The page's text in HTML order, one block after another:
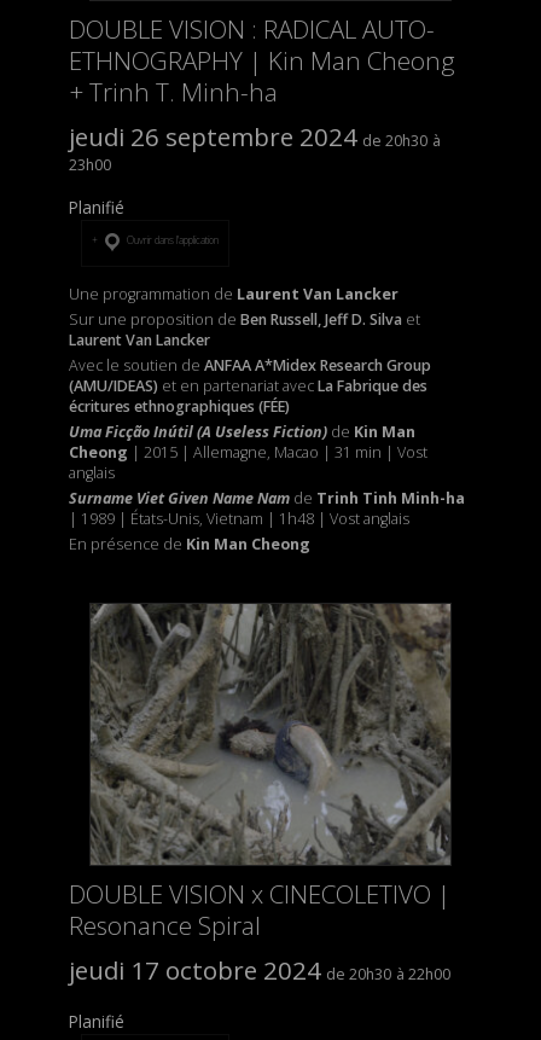
DOUBLE VISION : RADICAL AUTO-
ETHNOGRAPHY | Kin Man Cheong
+ Trinh T. Minh-ha
jeudi 26 septembre 2024
20h30
23h00
Planifié
Ouvrir dans l’application
Une programmation de Laurent Van Lancker
Sur une proposition de Ben Russell, Jeff D. Silva et
Laurent Van Lancker
Avec le soutien de ANFAA A*Midex Research Group
(AMU/IDEAS) et en partenariat avecLa Fabrique des
écritures ethnographiques (FÉE)
Uma Ficção Inútil (A Useless Fiction)de Kin Man
Cheong | 2015 | Allemagne, Macao | 31 min | Vost
anglais
Surname Viet Given Name Namde Trinh Tinh Minh-ha
| 1989 | États-Unis, Vietnam | 1h48 | Vost anglais
En présence de Kin Man Cheong
DOUBLE VISION x CINECOLETIVO |
Resonance Spiral
jeudi 17 octobre 2024
20h30 22h00
Planifié